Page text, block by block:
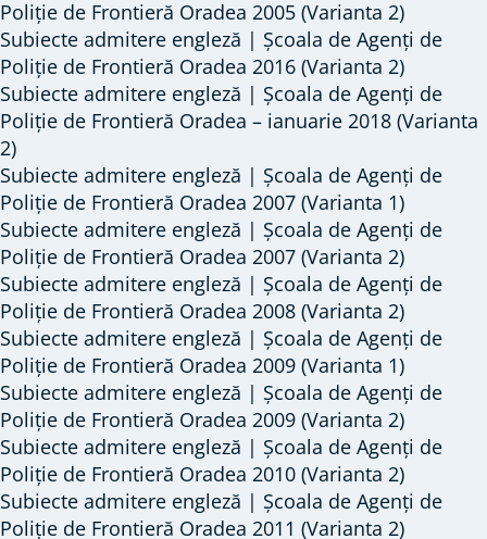
/
Jandarmi
Poliție de Frontieră Oradea 2005 (Varianta 2)
Subiecte admitere engleză | Școala de Agenți de
Poliție de Frontieră Oradea 2016 (Varianta 2)
Subiecte admitere engleză | Școala de Agenți de
Poliție de Frontieră Oradea – ianuarie 2018 (Varianta
2)
Subiecte admitere engleză | Școala de Agenți de
Poliție de Frontieră Oradea 2007 (Varianta 1)
Subiecte admitere engleză | Școala de Agenți de
Poliție de Frontieră Oradea 2007 (Varianta 2)
Subiecte admitere engleză | Școala de Agenți de
Poliție de Frontieră Oradea 2008 (Varianta 2)
Subiecte admitere engleză | Școala de Agenți de
Poliție de Frontieră Oradea 2009 (Varianta 1)
Subiecte admitere engleză | Școala de Agenți de
Poliție de Frontieră Oradea 2009 (Varianta 2)
Subiecte admitere engleză | Școala de Agenți de
Poliție de Frontieră Oradea 2010 (Varianta 2)
Subiecte admitere engleză | Școala de Agenți de
Poliție de Frontieră Oradea 2011 (Varianta 2)